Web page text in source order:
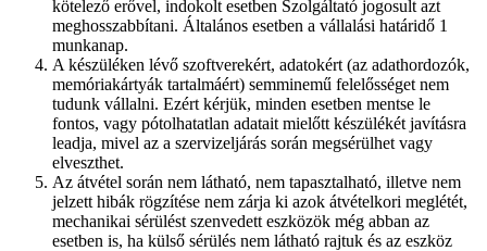
kötelező erővel, indokolt esetben Szolgáltató jogosult azt
meghosszabbítani. Általános esetben a vállalási határidő 1
munkanap.
A készüléken lévő szoftverekért, adatokért (az adathordozók,
memóriakártyák tartalmáért) semminemű felelősséget nem
tudunk vállalni. Ezért kérjük, minden esetben mentse le
fontos, vagy pótolhatatlan adatait mielőtt készülékét javításra
leadja, mivel az a szervizeljárás során megsérülhet vagy
elveszthet.
Az átvétel során nem látható, nem tapasztalható, illetve nem
jelzett hibák rögzítése nem zárja ki azok átvételkori meglétét,
mechanikai sérülést szenvedett eszközök még abban az
esetben is, ha külső sérülés nem látható rajtuk és az eszköz